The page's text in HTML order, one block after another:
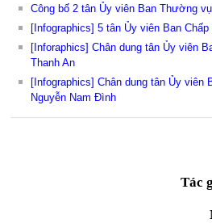
Công bố 2 tân Ủy viên Ban Thường
[Infographics] 5 tân Ủy viên Ban
[Inforaphics] Chân dung tân Ủy viên
Thanh An
[Infographics] Chân dung tân Ủy viên
Nguyễn Nam Đình
Tác